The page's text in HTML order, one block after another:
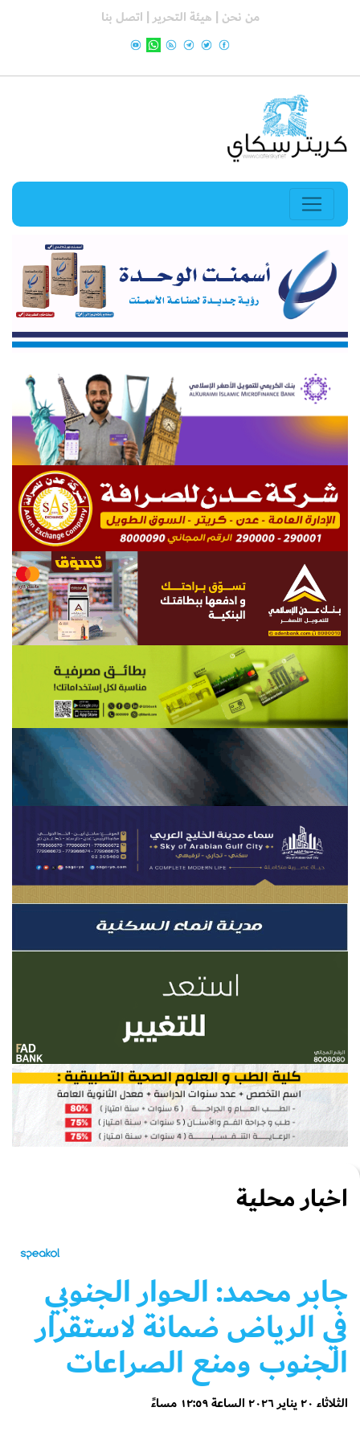
من نحن | هيئة التحرير | اتصل بنا
اخبار محلية
جابر محمد: الحوار الجنوبي
في الرياض ضمانة لاستقرار
الجنوب ومنع الصراعات
الثلاثاء ٢٠ يناير ٢٠٢٦ الساعة ١٢:٥٩ مساءً